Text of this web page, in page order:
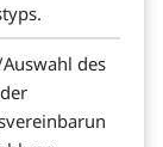
des